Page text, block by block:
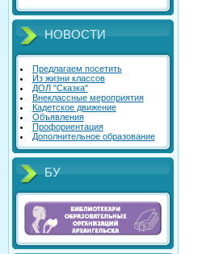
НОВОСТИ
Предлагаем посетить
Из жизни классов
ДОЛ "Сказка"
Внеклассные мероприятия
Кадетское движение
Объявления
Профориентация
Дополнительное образование
БУ